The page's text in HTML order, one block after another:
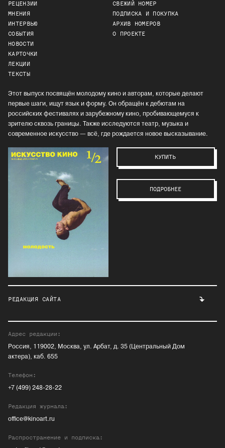
РЕЦЕНЗИИ
МНЕНИЯ
ИНТЕРВЬЮ
СОБЫТИЯ
НОВОСТИ
КАРТОЧКИ
ЛЕКЦИИ
ТЕКСТЫ
СВЕЖИЙ НОМЕР
ПОДПИСКА И ПОКУПКА
АРХИВ НОМЕРОВ
О ПРОЕКТЕ
Этот выпуск посвящён молодому кино и авторам, которые делают
первые шаги, ищут язык и форму. Он обращён к дебютам на
российских фестивалях и зарубежному кино, пробивающемуся к
зрителю сквозь границы. Также исследуются театр, музыка и
современное искусство — всё, где рождается новое высказывание.
КУПИТЬ
ПОДРОБНЕЕ
РЕДАКЦИЯ САЙТА
Адрес редакции:
Россия, 119002, Москва, ул. Арбат, д. 35 (Центральный Дом
актера), каб. 655
Телефон:
+7 (499) 248-28-22
Редакция журнала:
office@kinoart.ru
Распространение и подписка: